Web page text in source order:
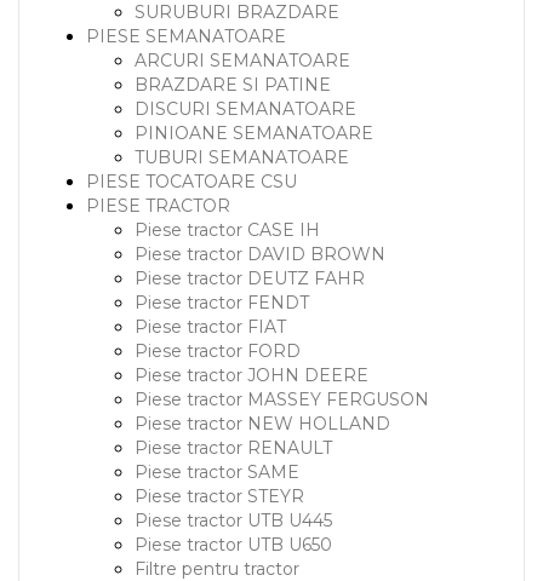
SURUBURI BRAZDARE
PIESE SEMANATOARE
ARCURI SEMANATOARE
BRAZDARE SI PATINE
DISCURI SEMANATOARE
PINIOANE SEMANATOARE
TUBURI SEMANATOARE
PIESE TOCATOARE CSU
PIESE TRACTOR
Piese tractor CASE IH
Piese tractor DAVID BROWN
Piese tractor DEUTZ FAHR
Piese tractor FENDT
Piese tractor FIAT
Piese tractor FORD
Piese tractor JOHN DEERE
Piese tractor MASSEY FERGUSON
Piese tractor NEW HOLLAND
Piese tractor RENAULT
Piese tractor SAME
Piese tractor STEYR
Piese tractor UTB U445
Piese tractor UTB U650
Filtre pentru tractor